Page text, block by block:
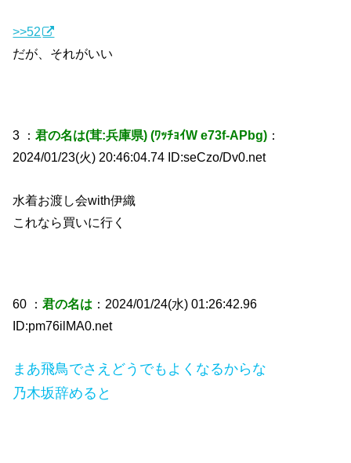
>>52
だが、それがいい
3 ：君の名は(茸:兵庫県) (ﾜｯﾁｮｲW e73f-APbg) ：
2024/01/23(火) 20:46:04.74 ID:seCzo/Dv0.net
水着お渡し会with伊織
これなら買いに行く
60 ：君の名は ：2024/01/24(水) 01:26:42.96
ID:pm76ilMA0.net
まあ飛鳥でさえどうでもよくなるからな
乃木坂辞めると